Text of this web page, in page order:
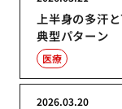
上半身の多汗
典型パターン
医療
2026.03.20